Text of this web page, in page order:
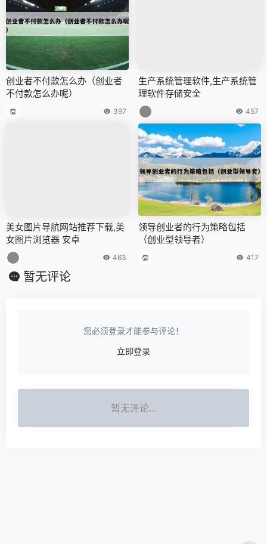
创业者不付款怎么办（创业者
不付款怎么办呢）
397
生产系统管理软件,生产系统管
理软件存储安全
457
美女图片导航网站推荐下载,美
女图片浏览器 安卓
463
领导创业者的行为策略包括
（创业型领导者）
417
暂无评论
您必须登录才能参与评论！
立即登录
暂无评论...